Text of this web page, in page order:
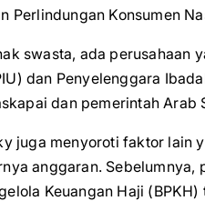
Perlindungan Konsumen
swasta, ada perusahaan
dan Penyelenggara
dan pemerintah Arab
juga menyoroti faktor lain
anggaran. Sebelumnya,
Keuangan Haji